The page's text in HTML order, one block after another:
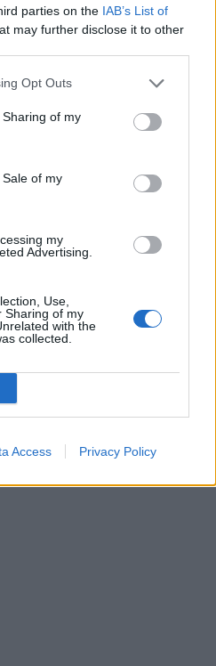
parties on the IAB’s List of
may further disclose it to other
Opt Outs
of my
of my
my
Advertising.
Use,
Sharing of my
with the
collected.
Access Privacy Policy
bilder: Ulrika Pousette
24 NOVEMBER, 2017